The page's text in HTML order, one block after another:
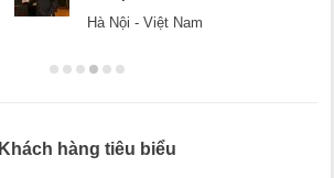
Hà Nội - Việt Nam
Khách hàng tiêu biểu